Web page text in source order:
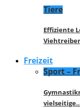
Tiere
Effiziente
Freizeit
Sport –